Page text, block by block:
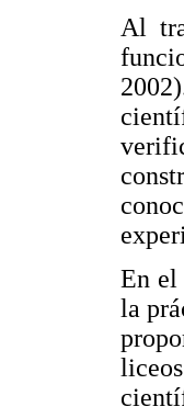
Al
En el
la